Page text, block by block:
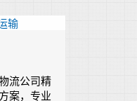
流公司精
案，专业